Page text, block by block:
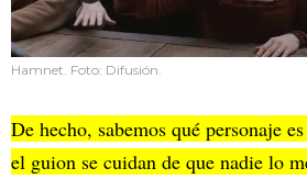
Hamnet. Foto: Difusión.
De hecho, sabemos qué personaje
el guion se cuidan de que nadie lo